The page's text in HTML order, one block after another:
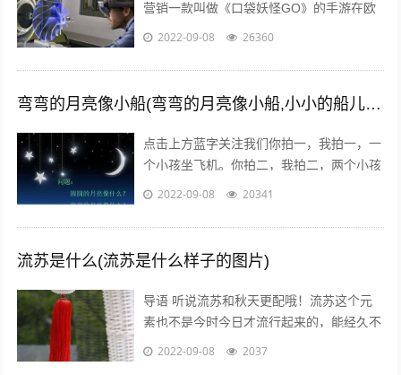
营销一款叫做《口袋妖怪GO》的手游在欧
美火了，在还未上线的中国，
经...
2022-09-08 26360
弯弯的月亮像小船(弯弯的月亮像小船,小小的船儿两头尖)
点击上方蓝字关注我们你拍一，我拍一，一
个小孩坐飞机。你拍二，我拍二，两个小孩
丢手绢。你拍三，我拍三，三个小孩来搬
你...
2022-09-08 20341
流苏是什么(流苏是什么样子的图片)
导语 听说流苏和秋天更配哦！流苏这个元
素也不是今时今日才流行起来的，能经久不
衰是因为它真的美呆了~踏进9月，秋高气
2022-09-08 2037